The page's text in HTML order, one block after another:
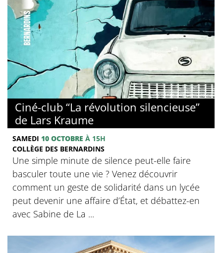
© Collège des Bernardins
Ciné-club “La révolution silencieuse”
de Lars Kraume
SAMEDI 10 OCTOBRE À 15H
COLLÈGE DES BERNARDINS
Une simple minute de silence peut-elle faire
basculer toute une vie ? Venez découvrir
comment un geste de solidarité dans un lycée
peut devenir une affaire d’État, et débattez-en
avec Sabine de La ...